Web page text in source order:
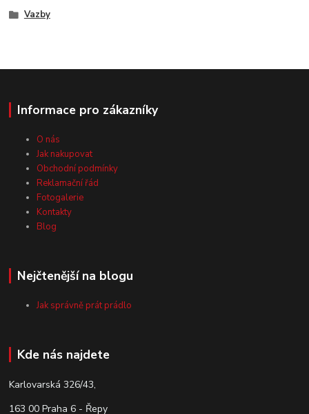
Vazby
Informace pro zákazníky
O nás
Jak nakupovat
Obchodní podmínky
Reklamační řád
Fotogalerie
Kontakty
Blog
Nejčtenější na blogu
Jak správně prát prádlo
Kde nás najdete
Karlovarská 326/43,
163 00 Praha 6 - Řepy